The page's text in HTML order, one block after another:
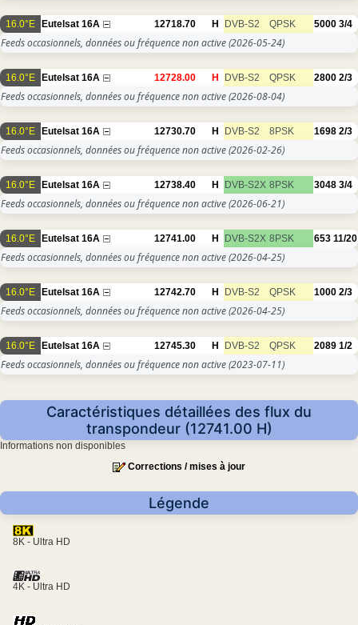
16.0°E Eutelsat 16A 12718.70 H DVB-S2 QPSK 5000 3/4
Feeds occasionnels, données ou fréquence non active(2026-05-24)
16.0°E Eutelsat 16A 12728.00 H DVB-S2 QPSK 2800 2/3
Feeds occasionnels, données ou fréquence non active(2026-08-04)
16.0°E Eutelsat 16A 12730.70 H DVB-S2 8PSK 1698 2/3
Feeds occasionnels, données ou fréquence non active(2026-02-26)
16.0°E Eutelsat 16A 12738.40 H DVB-S2X 8PSK 3048 3/4
Feeds occasionnels, données ou fréquence non active(2026-06-21)
16.0°E Eutelsat 16A 12741.00 H DVB-S2X 8PSK 653 11/20
Feeds occasionnels, données ou fréquence non active(2026-04-25)
16.0°E Eutelsat 16A 12742.70 H DVB-S2 QPSK 1000 2/3
Feeds occasionnels, données ou fréquence non active(2026-04-25)
16.0°E Eutelsat 16A 12745.30 H DVB-S2 QPSK 2089 1/2
Feeds occasionnels, données ou fréquence non active(2023-07-11)
Caractéristiques détaillées des flux du
transpondeur (12741.00 H)
Informations non disponibles
Corrections / mises à jour
Légende
8K - Ultra HD
4K - Ultra HD